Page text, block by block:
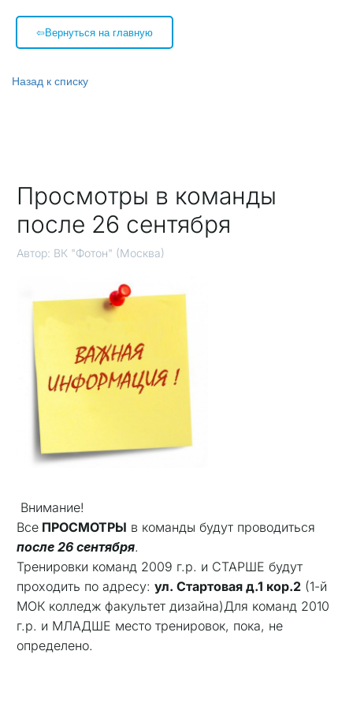
⇦Вернуться на главную
Назад к списку
Просмотры в команды
после 26 сентября
Автор: ВК "Фотон" (Москва)
Внимание!
Все ПРОСМОТРЫ в команды будут проводиться
после 26 сентября.
Тренировки команд 2009 г.р. и СТАРШЕ будут
проходить по адресу: ул. Стартовая д.1 кор.2 (1-й
МОК колледж факультет дизайна)Для команд 2010
г.р. и МЛАДШЕ место тренировок, пока, не
определено.